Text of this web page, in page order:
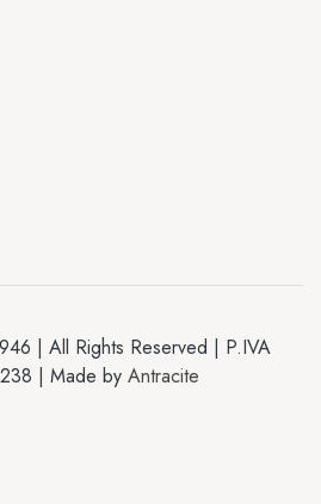
| All Rights Reserved | P.IVA
| Made by Antracite